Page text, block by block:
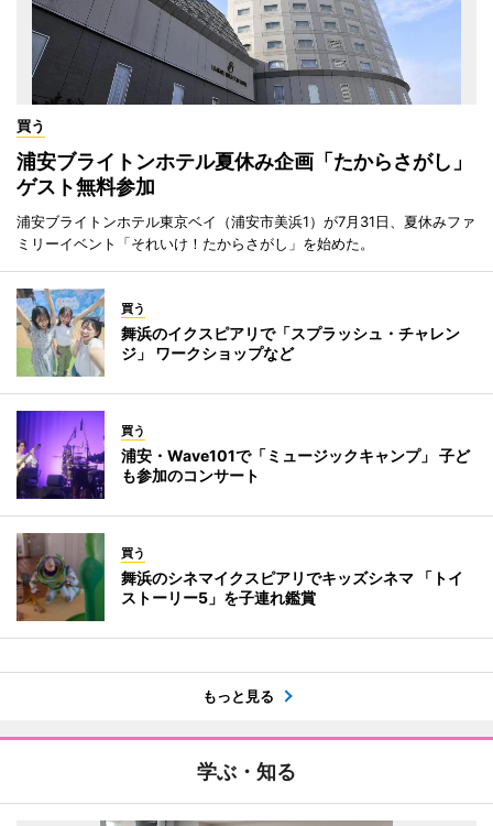
買う
浦安ブライトンホテル夏休み企画「たからさがし」
ゲスト無料参加
浦安ブライトンホテル東京ベイ（浦安市美浜1）が7月31日、夏休みファ
ミリーイベント「それいけ！たからさがし」を始めた。
買う
舞浜のイクスピアリで「スプラッシュ・チャレン
ジ」 ワークショップなど
買う
浦安・Wave101で「ミュージックキャンプ」 子ど
も参加のコンサート
買う
舞浜のシネマイクスピアリでキッズシネマ 「トイ
ストーリー5」を子連れ鑑賞
もっと見る
学ぶ・知る